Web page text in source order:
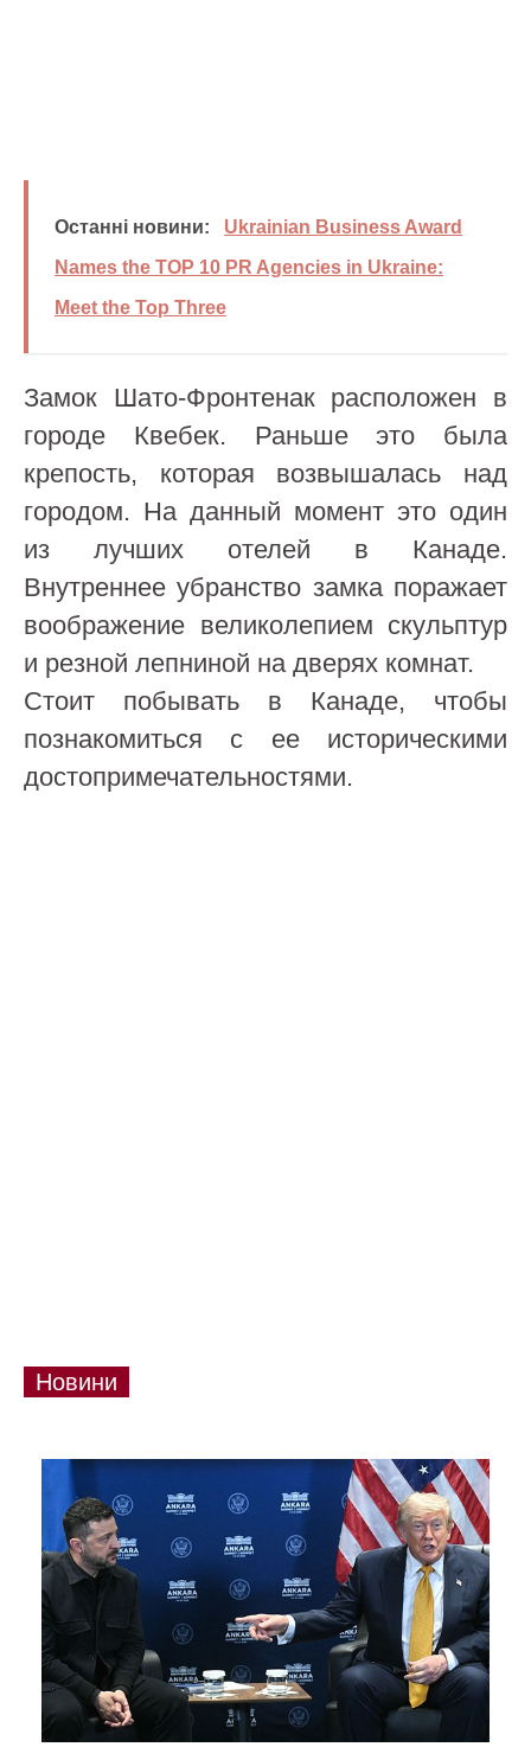
Останні новини:
Ukrainian Business Award
Names the TOP 10 PR Agencies in Ukraine:
Meet the Top Three
Замок Шато-Фронтенак расположен в
городе Квебек. Раньше это была
крепость, которая возвышалась над
городом. На данный момент это один
из лучших отелей в Канаде.
Внутреннее убранство замка поражает
воображение великолепием скульптур
и резной лепниной на дверях комнат.
Стоит побывать в Канаде, чтобы
познакомиться с ее историческими
достопримечательностями.
Новини